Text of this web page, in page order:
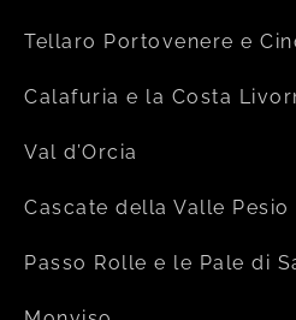
Tellaro Portovenere e
Calafuria e la Costa
Val d’Orcia
Cascate della Valle Pesio
Passo Rolle e le Pale di